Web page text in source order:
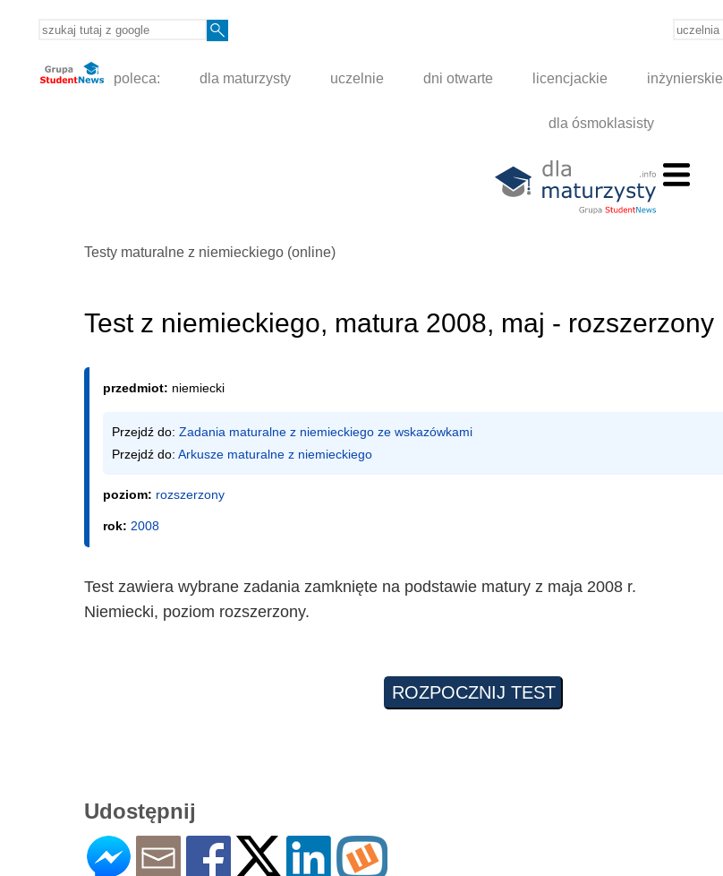
poleca: dla maturzysty uczelnie dni otwarte licencjackie inżynierskie
dla ósmoklasisty
Testy maturalne z niemieckiego (online)
Test z niemieckiego, matura 2008, maj - rozszerzony
przedmiot: niemiecki
Przejdź do: Zadania maturalne z niemieckiego ze wskazówkami
Przejdź do: Arkusze maturalne z niemieckiego
poziom: rozszerzony
rok: 2008
Test zawiera wybrane zadania zamknięte na podstawie matury z maja 2008 r.
Niemiecki, poziom rozszerzony.
Udostępnij